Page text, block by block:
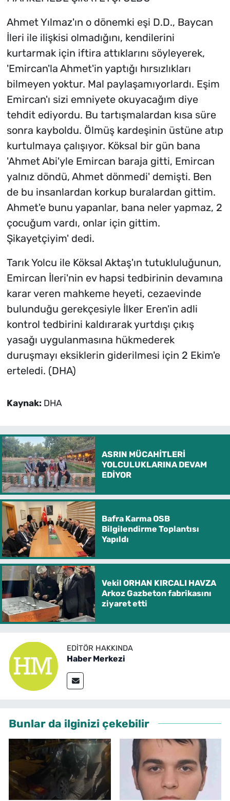
Ahmet Yılmaz'ın o dönemki eşi D.D., Baycan
İleri ile ilişkisi olmadığını, kendilerini
kurtarmak için iftira attıklarını söyleyerek,
'Emircan'la Ahmet'in yaptığı hırsızlıkları
bilmeyen yoktur. Mal paylaşamıyorlardı. Eşim
Emircan'ı sizi emniyete okuyacağım diye
tehdit ediyordu. Bu tartışmalardan kısa süre
sonra kayboldu. Ölmüş kardeşinin üstüne atıp
kurtulmaya çalışıyor. Köksal bir gün bana
'Ahmet Abi'yle Emircan baraja gitti, Emircan
yalnız döndü, Ahmet dönmedi' demişti. Ben
de bu insanlardan korkup buralardan gittim.
Ahmet'e bunu yapanlar, bana neler yapmaz, 2
çocuğum vardı, onlar için gittim.
Şikayetçiyim' dedi.
Tarık Yolcu ile Köksal Aktaş'ın tutukluluğunun,
Emircan İleri'nin ev hapsi tedbirinin devamına
karar veren mahkeme heyeti, cezaevinde
bulunduğu gerekçesiyle İlker Eren'in adli
kontrol tedbirini kaldırarak yurtdışı çıkış
yasağı uygulanmasına hükmederek
duruşmayı eksiklerin giderilmesi için 2 Ekim'e
erteledi. (DHA)
Kaynak: DHA
ASRIN MÜCAHİTLERİ
YOLCULUKLARINA DEVAM
EDİYOR
Bafra Karma OSB
Bilgilendirme Toplantısı
Yapıldı
Vekil ORHAN KIRCALI HAVZA
Arkoz Gazbeton fabrikasını
ziyaret etti
EDITÖR HAKKINDA
Haber Merkezi
Bunlar da ilginizi çekebilir